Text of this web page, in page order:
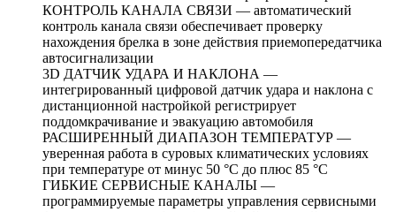
КОНТРОЛЬ КАНАЛА СВЯЗИ — автоматический
контроль канала связи обеспечивает проверку
нахождения брелка в зоне действия приемопередатчика
автосигнализации
3D ДАТЧИК УДАРА И НАКЛОНА —
интегрированный цифровой датчик удара и наклона с
дистанционной настройкой регистрирует
поддомкрачивание и эвакуацию автомобиля
РАСШИРЕННЫЙ ДИАПАЗОН ТЕМПЕРАТУР —
уверенная работа в суровых климатических условиях
при температуре от минус 50 °С до плюс 85 °С
ГИБКИЕ СЕРВИСНЫЕ КАНАЛЫ —
программируемые параметры управления сервисными